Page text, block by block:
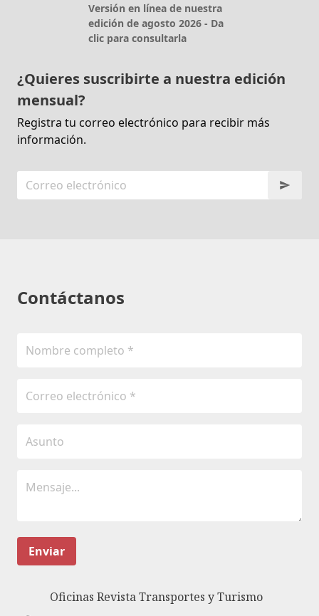
Versión en línea de nuestra
edición de agosto 2026 - Da
clic para consultarla
¿Quieres suscribirte a nuestra edición
mensual?
Registra tu correo electrónico para recibir más
información.
Contáctanos
Enviar
Oficinas Revista Transportes y Turismo